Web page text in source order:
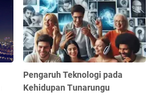
Pengaruh Teknologi pada
Kehidupan Tunarungu